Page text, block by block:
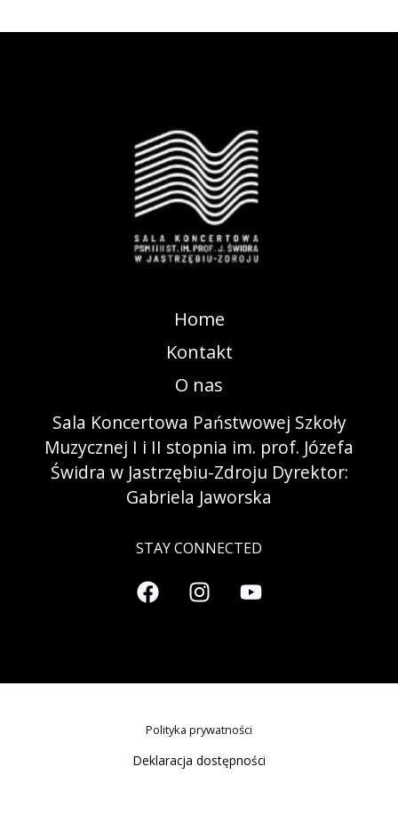
Home
Kontakt
O nas
Sala Koncertowa Państwowej Szkoły
Muzycznej I i II stopnia im. prof. Józefa
Świdra w Jastrzębiu-Zdroju Dyrektor:
Gabriela Jaworska
STAY CONNECTED
Polityka prywatności
Deklaracja dostępności